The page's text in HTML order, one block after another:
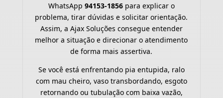
WhatsApp 94153-1856para explicar o
problema, tirar dúvidas e solicitar orientação.
Assim, a Ajax Soluções consegue entender
melhor a situação e direcionar o atendimento
de forma mais assertiva.
Se você está enfrentando pia entupida, ralo
com mau cheiro, vaso transbordando, esgoto
retornando ou tubulação com baixa vazão,